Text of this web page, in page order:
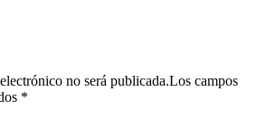
no será publicada.Los campos
*